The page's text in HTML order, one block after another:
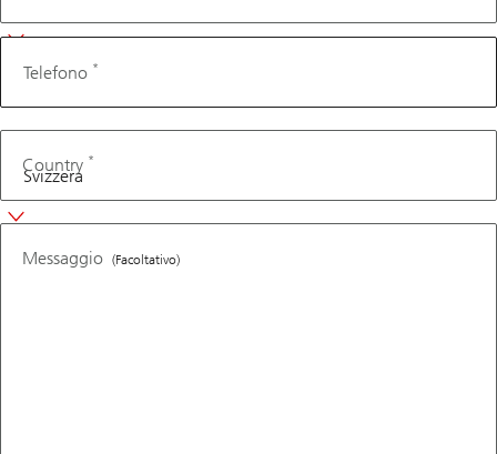
Telefono *
Country *
Messaggio (Facoltativo)